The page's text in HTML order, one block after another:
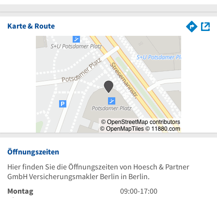
Karte & Route
Öffnungszeiten
Hier finden Sie die Öffnungszeiten von Hoesch & Partner
GmbH Versicherungsmakler Berlin in Berlin.
Montag
9
09:00-17:00